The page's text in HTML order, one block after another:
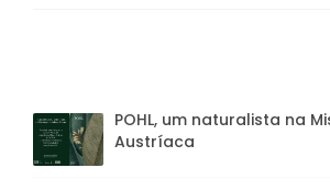
POHL, um naturalista na
Austríaca